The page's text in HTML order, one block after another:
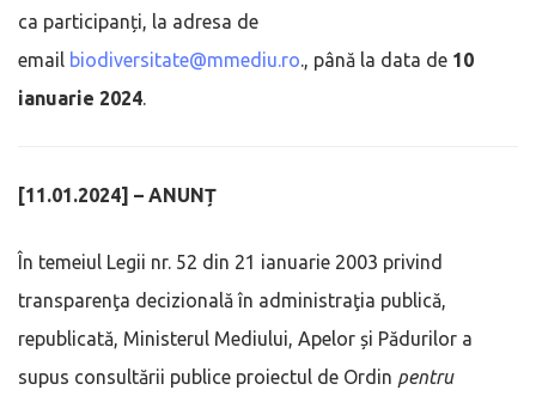
ca participanți, la adresa de
email biodiversitate@mmediu.ro., până la data de 10
ianuarie 2024.
[11.01.2024] – ANUNȚ
În temeiul Legii nr. 52 din 21 ianuarie 2003 privind
transparenţa decizională în administraţia publică,
republicată, Ministerul Mediului, Apelor și Pădurilor a
supus consultării publice proiectul de Ordin pentru